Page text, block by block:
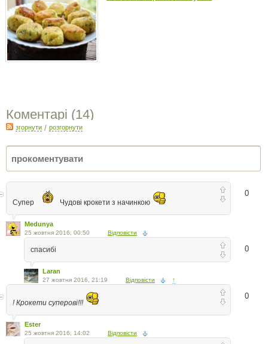
Коментарі (14)
згорнути / розгорнути
0
Супер Чудові крокети з начинкою
Medunya
25 жовтня 2016, 00:50 Відповісти
0
спасибі
Laran
27 жовтня 2016, 21:19 Відповісти ↑
0
! Крокети суперові!!!
Ester
25 жовтня 2016, 14:02 Відповісти